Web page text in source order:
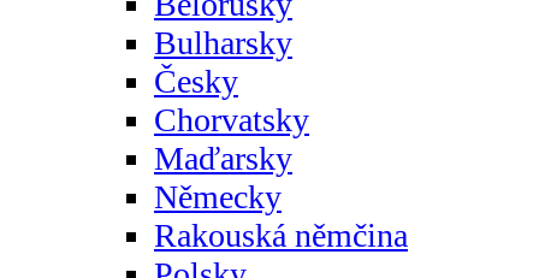
Bulharsky
Česky
Chorvatsky
Maďarsky
Německy
Rakouská němčina